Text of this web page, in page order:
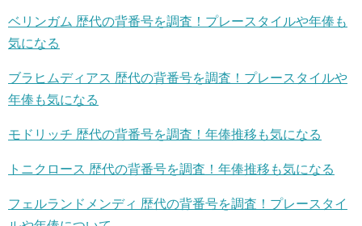
ベリンガム 歴代の背番号を調査！プレースタイルや年俸も
気になる
ブラヒムディアス 歴代の背番号を調査！プレースタイルや
年俸も気になる
モドリッチ 歴代の背番号を調査！年俸推移も気になる
トニクロース 歴代の背番号を調査！年俸推移も気になる
フェルランドメンディ 歴代の背番号を調査！プレースタイ